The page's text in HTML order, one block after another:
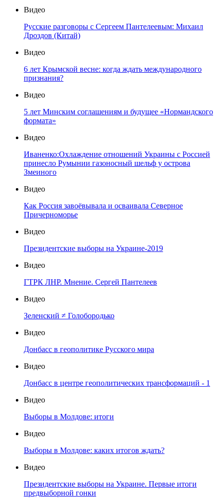
Видео
Русские разговоры с Сергеем Пантелеевым: Михаил
Дроздов (Китай)
Видео
6 лет Крымской весне: когда ждать международного
признания?
Видео
5 лет Минским соглашениям и будущее «Нормандского
формата»
Видео
Иваненко:Охлаждение отношений Украины с Россией
принесло Румынии газоносный шельф у острова
Змеиного
Видео
Как Россия завоёвывала и осваивала Северное
Причерноморье
Видео
Президентские выборы на Украине-2019
Видео
ГТРК ЛНР. Мнение. Сергей Пантелеев
Видео
Зеленский ≠ Голобородько
Видео
Донбасс в геополитике Русского мира
Видео
Донбасс в центре геополитических трансформаций - 1
Видео
Выборы в Молдове: итоги
Видео
Выборы в Молдове: каких итогов ждать?
Видео
Президентские выборы на Украине. Первые итоги
предвыборной гонки